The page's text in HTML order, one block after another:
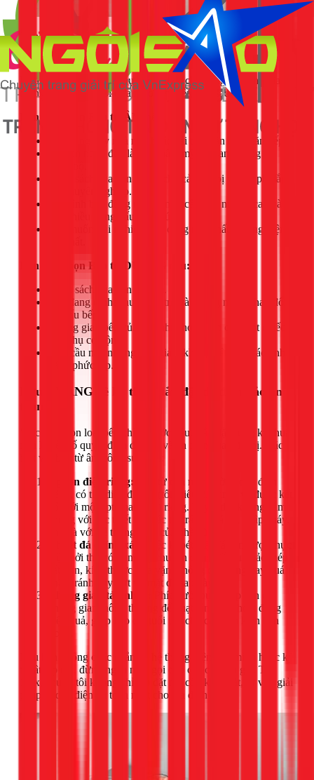
Lời khuyên từ chuyên gia: Khi nào nên chọn loại
bếp nào?
Dựa trên kinh nghiệm thực tế lắp đặt cho hàng ngàn hộ gia
đình tại TPHCM, tôi đưa ra lời khuyên như sau:
Bạn nên chọn Bếp từ ÂM nếu:
Bạn đang xây nhà mới hoặc cải tạo toàn diện căn bếp.
Ưu tiên hàng đầu là tính thẩm mỹ, sự sang trọng và
Ngân sách của bạn dư dả cho cả thiết bị và chi phí lắp
đặt chuyên nghiệp.
Gia đình bạn đông người, nhu cầu nấu nướng cao và
cần nhiều vùng nấu cùng lúc.
Bạn muốn trải nghiệm các công nghệ nấu nướng hiện
Bạn nên chọn Bếp từ DƯƠNG nếu:
Ngân sách của bạn có hạn.
Bạn đang ở nhà thuê, nhà trọ và không muốn thay đổi
kết cấu bếp.
Không gian bếp của bạn nhỏ, hoặc bạn cần một chiếc
bếp phụ cơ động.
Nhu cầu nấu nướng đơn giản, không yêu cầu các tính
năng phức tạp.
Lưu ý VÀNG về kỹ thuật lắp đặt để đảm bảo an
toàn
Việc lựa chọn loại bếp chỉ là bước đầu. Lắp đặt đúng kỹ thuật
mới là yếu tố quyết định độ bền và an toàn của thiết bị. Đặc
biệt với bếp từ âm công suất lớn:
Nguồn điện riêng:
Bếp từ cần một đường dây điện
riêng, có tiết diện đủ lớn (tối thiểu 2.5mm²) và được kết
nối với một aptomat (CB) riêng. Tuyệt đối không cắm
chung với các thiết bị khác để tránh quá tải, chập cháy,
nhất là với hệ thống điện của nhà cũ.
Khoét đá chính xác:
Việc khoét mặt đá cần được thực
hiện bởi thợ có dụng cụ chuyên dụng để đảm bảo mép
cắt mịn, kích thước vừa vặn, không quá rộng hay quá
chật, tránh gây nứt vỡ mặt đá sau này.
Không gian tản nhiệt:
Phía dưới bụng bếp cần có
không gian thông thoáng để quạt tản nhiệt hoạt động
hiệu quả, giúp kéo dài tuổi thọ cho các linh kiện bên
Nếu bạn không chắc chắn về hệ thống điện nhà mình hoặc kỹ
thuật lắp đặt, đừng ngần ngại gọi cho các chuyên gia. Tại
1Fix, chúng tôi không chỉ lắp đặt mà còn khảo sát, tư vấn giải
pháp đi dây điện an toàn nhất cho gia đình bạn.